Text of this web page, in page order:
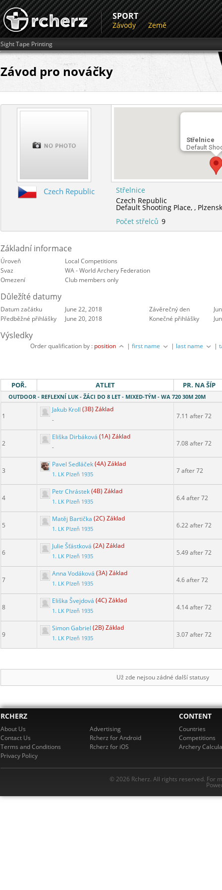
SPORT
Závody Země
Sight Tape Printing
Závod pro nováčky
Střelnice
Default
Czech Republic
Střelnice
Czech Republic
Default Shooting Place,,
Počet střelců 9
Základní informace
Úroveň
Local Competitions
Svaz
WA - World Archery Federation
Omezení
Club members only
Důležíté datumy
Datum začátku June 22, 2018 Závěrečný den
Předběžné přihlášky
June 20, 2018 Konečné přihlášky
Výsledky
Order qualification by : position |first name | last name |
POŘ. ATLET PR. NA ŠÍP
OUTDOOR - REFLEXNÍ LUK - ŽÁCI DO 8 LET - MIXED-TÝM - WA 720 30M 20M
1
Jakub Kroll (3B) Základ
- 7.11 after 72
2
Eliška Dirbáková (1A) Základ
- 7.08 after 72
3
Pavel Sedláček(4A) Základ
1. LK Plzeň 1935 7 after 72
4
Petr Chrástek(4B) Základ
1. LK Plzeň 1935 6.4 after 72
5
Matěj Bartička (2C) Základ
1. LK Plzeň 1935 6.22 after 72
6
Julie Šťástková (2A) Základ
1. LK Plzeň 1935 5.49 after 72
7
Anna Vodáková (3A) Základ
1. LK Plzeň 1935 4.6 after 72
8
Eliška Švejdová (4C) Základ
1. LK Plzeň 1935 4.14 after 72
9
Simon Gabriel (2B) Základ
1. LK Plzeň 1935 3.07 after 72
Už zde nejsou zádné další statusy
RCHERZ
About Us
Contact Us
Terms and Conditions
Privacy Policy
Advertising
Rcherz for Android
Rcherz for iOS
CONTENT
Countries
Competitions
Archery
© 2026 Rcherz. All rights reserved. For